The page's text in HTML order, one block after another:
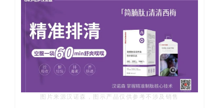
图片来源汉诺森，图示产品仅供参考不涉及销售